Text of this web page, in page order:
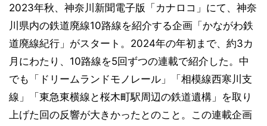
2023年秋、神奈川新聞電子版「カナロコ」にて、神奈
川県内の鉄道廃線10路線を紹介する企画「かながわ鉄
道廃線紀行」がスタート。2024年の年初まで、約3カ
月にわたり、10路線を5回ずつの連載で紹介した。中
でも「ドリームランドモノレール」「相模線西寒川支
線」「東急東横線と桜木町駅周辺の鉄道遺構」を取り
上げた回の反響が大きかったとのこと。この連載企画